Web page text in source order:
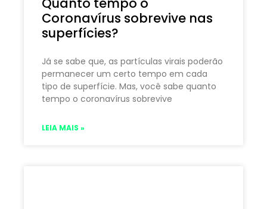
Coronavírus sobrevive nas
superfícies?
Já se sabe que, as partículas virais poderão
permanecer um certo tempo em cada
tipo de superfície. Mas, você sabe quanto
tempo o coronavírus sobrevive
LEIA MAIS »